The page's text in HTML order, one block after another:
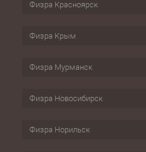
Физра Красноярск
Физра Крым
Физра Мурманск
Физра Новосибирск
Физра Норильск